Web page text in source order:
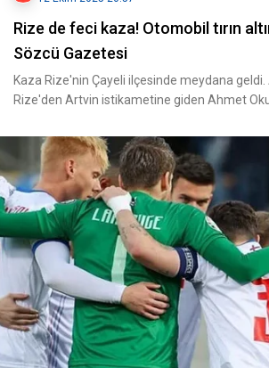
Rize de feci kaza! Otomobil tırın
Sözcü Gazetesi
Kaza Rize'nin Çayeli ilçesinde meydana geldi.
Rize'den Artvin istikametine giden Ahmet